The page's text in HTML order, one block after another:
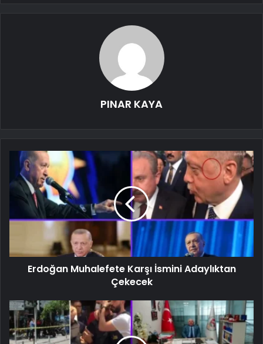
PINAR KAYA
Erdoğan Muhalefete Karşı İsmini Adaylıktan
Çekecek